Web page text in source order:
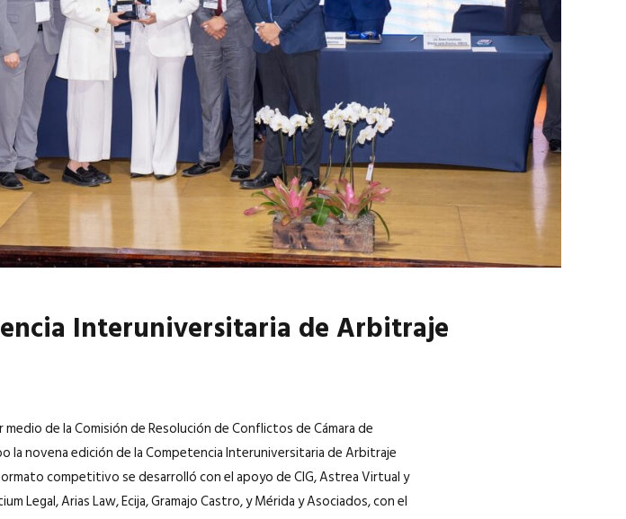
abril 2026 EN PORTADA marzo 2026 EN PORTADA febrero 2026
Interuniversitaria de Arbitraje
medio de la Comisión de Resolución de Conflictos de Cámara de
la novena edición de la Competencia Interuniversitaria de Arbitraje
competitivo se desarrolló con el apoyo de CIG, Astrea Virtual y
Legal, Arias Law, Ecija, Gramajo Castro, y Mérida y Asociados, con el